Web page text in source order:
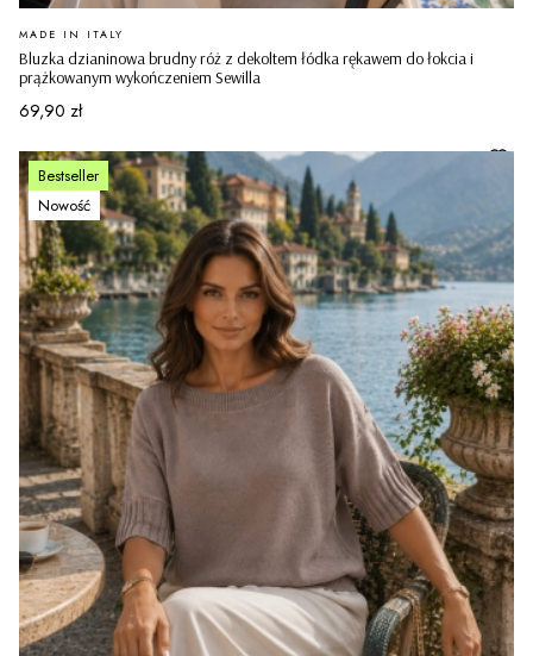
Bluzka dzianinowa brudny róż z dekoltem łódka rękawem do łokcia i
prążkowanym wykończeniem Sewilla
PRODUCENT
MADE IN ITALY
Cena
69,90 zł
Bestseller
Nowość